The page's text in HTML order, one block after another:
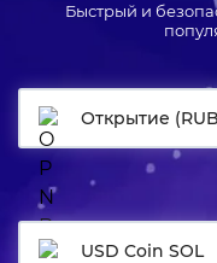
Быстрый и
Открытие
USD Coin SOL